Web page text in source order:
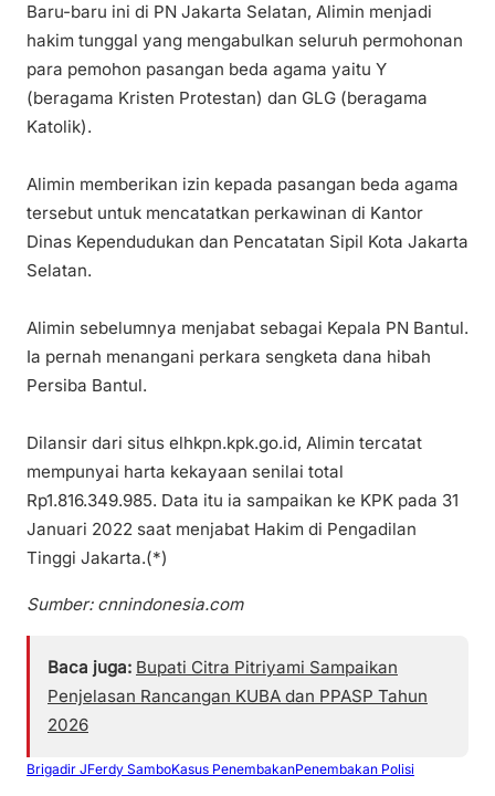
Baru-baru ini di PN Jakarta Selatan, Alimin menjadi
hakim tunggal yang mengabulkan seluruh permohonan
para pemohon pasangan beda agama yaitu Y
(beragama Kristen Protestan) dan GLG (beragama
Katolik).
Alimin memberikan izin kepada pasangan beda agama
tersebut untuk mencatatkan perkawinan di Kantor
Dinas Kependudukan dan Pencatatan Sipil Kota Jakarta
Selatan.
Alimin sebelumnya menjabat sebagai Kepala PN Bantul.
Ia pernah menangani perkara sengketa dana hibah
Persiba Bantul.
Dilansir dari situs elhkpn.kpk.go.id, Alimin tercatat
mempunyai harta kekayaan senilai total
Rp1.816.349.985. Data itu ia sampaikan ke KPK pada 31
Januari 2022 saat menjabat Hakim di Pengadilan
Tinggi Jakarta.(*)
Sumber: cnnindonesia.com
Baca juga: Bupati Citra Pitriyami Sampaikan
Penjelasan Rancangan KUBA dan PPASP Tahun
2026
Brigadir JFerdy SamboKasus PenembakanPenembakan Polisi